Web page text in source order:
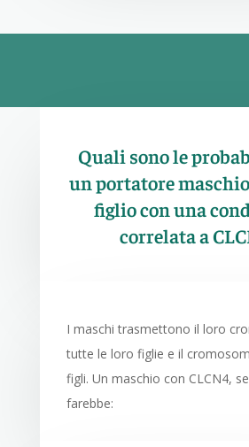
Quali sono le
un portatore
figlio con una
correlata a
I maschi trasmettono il loro
tutte le loro figlie e il
figli. Un maschio con CLCN4,
farebbe: